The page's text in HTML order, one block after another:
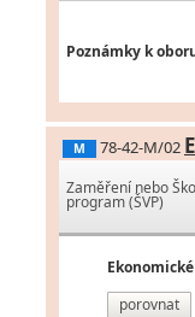
Poznámky k
M 78-42-M/02
Zaměření nebo
program (ŠVP)
porovnat